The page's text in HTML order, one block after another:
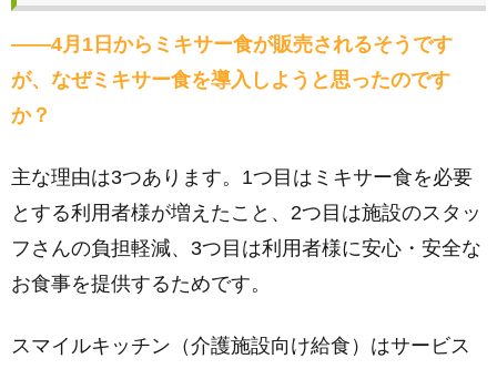
――4月1日からミキサー食が販売されるそうです
が、なぜミキサー食を導入しようと思ったのです
か？
主な理由は3つあります。1つ目はミキサー食を必要
とする利用者様が増えたこと、2つ目は施設のスタッ
フさんの負担軽減、3つ目は利用者様に安心・安全な
お食事を提供するためです。
スマイルキッチン（介護施設向け給食）はサービス